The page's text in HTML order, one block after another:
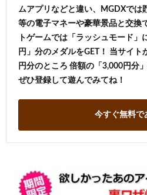
ムアプリなどと違い、MGDXでは
等の電子マネーや豪華景品と交換
トゲームでは「ラッシュモード」
円」分のメダルをGET！ 当サイ
円分のところ 倍額の「3,000円分
ぜひ登録して遊んでみてね！
今すぐ無料で